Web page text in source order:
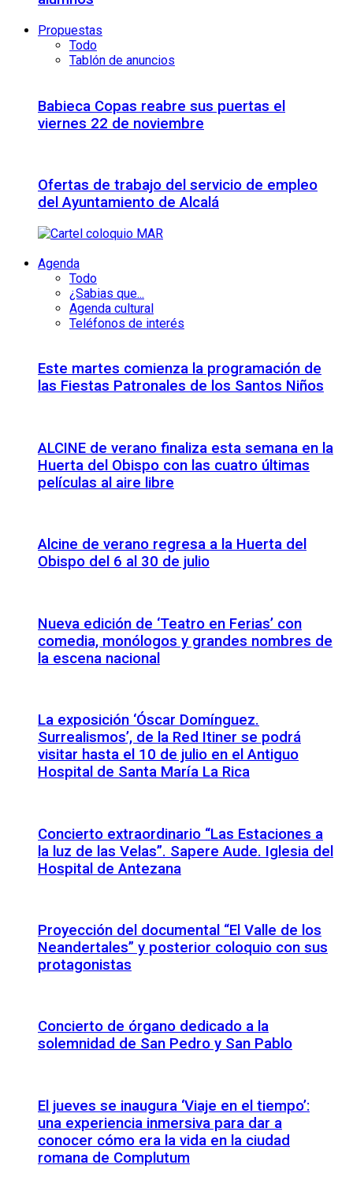
Propuestas
Todo
Tablón de anuncios
Babieca Copas reabre sus puertas el
viernes 22 de noviembre
Ofertas de trabajo del servicio de empleo
del Ayuntamiento de Alcalá
Agenda
Todo
¿Sabias que...
Agenda cultural
Teléfonos de interés
Este martes comienza la programación de
las Fiestas Patronales de los Santos Niños
ALCINE de verano finaliza esta semana en la
Huerta del Obispo con las cuatro últimas
películas al aire libre
Alcine de verano regresa a la Huerta del
Obispo del 6 al 30 de julio
Nueva edición de ‘Teatro en Ferias’ con
comedia, monólogos y grandes nombres de
la escena nacional
La exposición ‘Óscar Domínguez.
Surrealismos’, de la Red Itiner se podrá
visitar hasta el 10 de julio en el Antiguo
Hospital de Santa María La Rica
Concierto extraordinario “Las Estaciones a
la luz de las Velas”. Sapere Aude. Iglesia del
Hospital de Antezana
Proyección del documental “El Valle de los
Neandertales” y posterior coloquio con sus
protagonistas
Concierto de órgano dedicado a la
solemnidad de San Pedro y San Pablo
El jueves se inaugura ‘Viaje en el tiempo’:
una experiencia inmersiva para dar a
conocer cómo era la vida en la ciudad
romana de Complutum